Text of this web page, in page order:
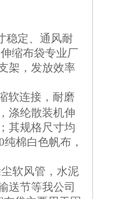
稳定、通风耐
缩布袋专业厂
架，发放效率
软连接，耐磨
涤纶散装机伸
其规格尺寸均
棉白色帆布，
软风管，水泥
送节等我公司